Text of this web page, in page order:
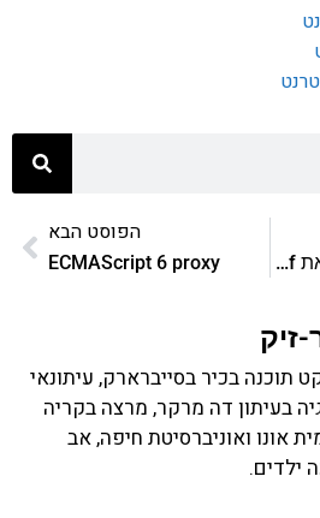
ECMAScript 6 – לולאת for of
הפוסט הבא
ECMAScript 6 proxy
זיק
תוכנה בכיר בסייברארק, עיתונאי
בעיתון דה מרקר, מרצה בקריה
אונו ואוניברסיטת חיפה, אב
ילדים.